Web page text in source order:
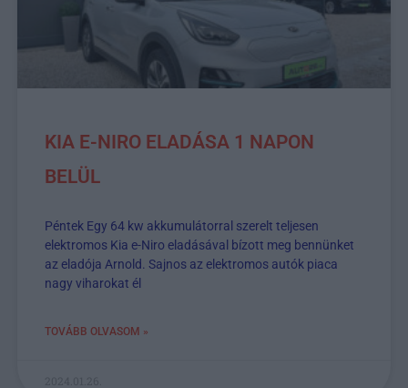
KIA E-NIRO ELADÁSA 1 NAPON
BELÜL
Péntek Egy 64 kw akkumulátorral szerelt teljesen
elektromos Kia e-Niro eladásával bízott meg bennünket
az eladója Arnold. Sajnos az elektromos autók piaca
nagy viharokat él
TOVÁBB OLVASOM »